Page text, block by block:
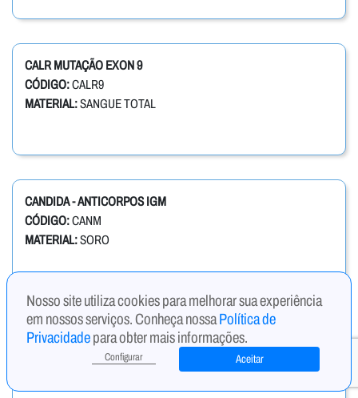
CALR MUTAÇÃO EXON 9
CÓDIGO:CALR9
MATERIAL:SANGUE TOTAL
CANDIDA - ANTICORPOS IGM
CÓDIGO:CANM
MATERIAL:SORO
CANDIDA ALBICANS IGM, ANTICORPOS ANTI
CAIGM
Nosso site utiliza cookies para melhorar sua experiência
em nossos serviços. Conheça nossaPolítica de
Privacidadepara obter mais informações.
Aceitar
Configurar